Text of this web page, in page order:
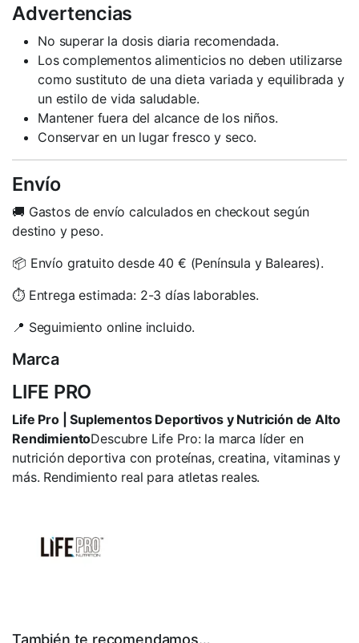
Advertencias
No superar la dosis diaria recomendada.
Los complementos alimenticios no deben utilizarse
como sustituto de una dieta variada y equilibrada y
un estilo de vida saludable.
Mantener fuera del alcance de los niños.
Conservar en un lugar fresco y seco.
Envío
🚚 Gastos de envío calculados en checkout según
destino y peso.
📦 Envío gratuito desde 40 € (Península y Baleares).
⏱️ Entrega estimada: 2-3 días laborables.
📍 Seguimiento online incluido.
Marca
LIFE PRO
Life Pro | Suplementos Deportivos y Nutrición de Alto
RendimientoDescubre Life Pro: la marca líder en
nutrición deportiva con proteínas, creatina, vitaminas y
más. Rendimiento real para atletas reales.
También te recomendamos…